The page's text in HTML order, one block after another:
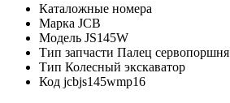
Каталожные номера
Марка JCB
Модель JS145W
Тип запчасти Палец сервопоршня
Тип Колесный экскаватор
Код jcbjs145wmp16